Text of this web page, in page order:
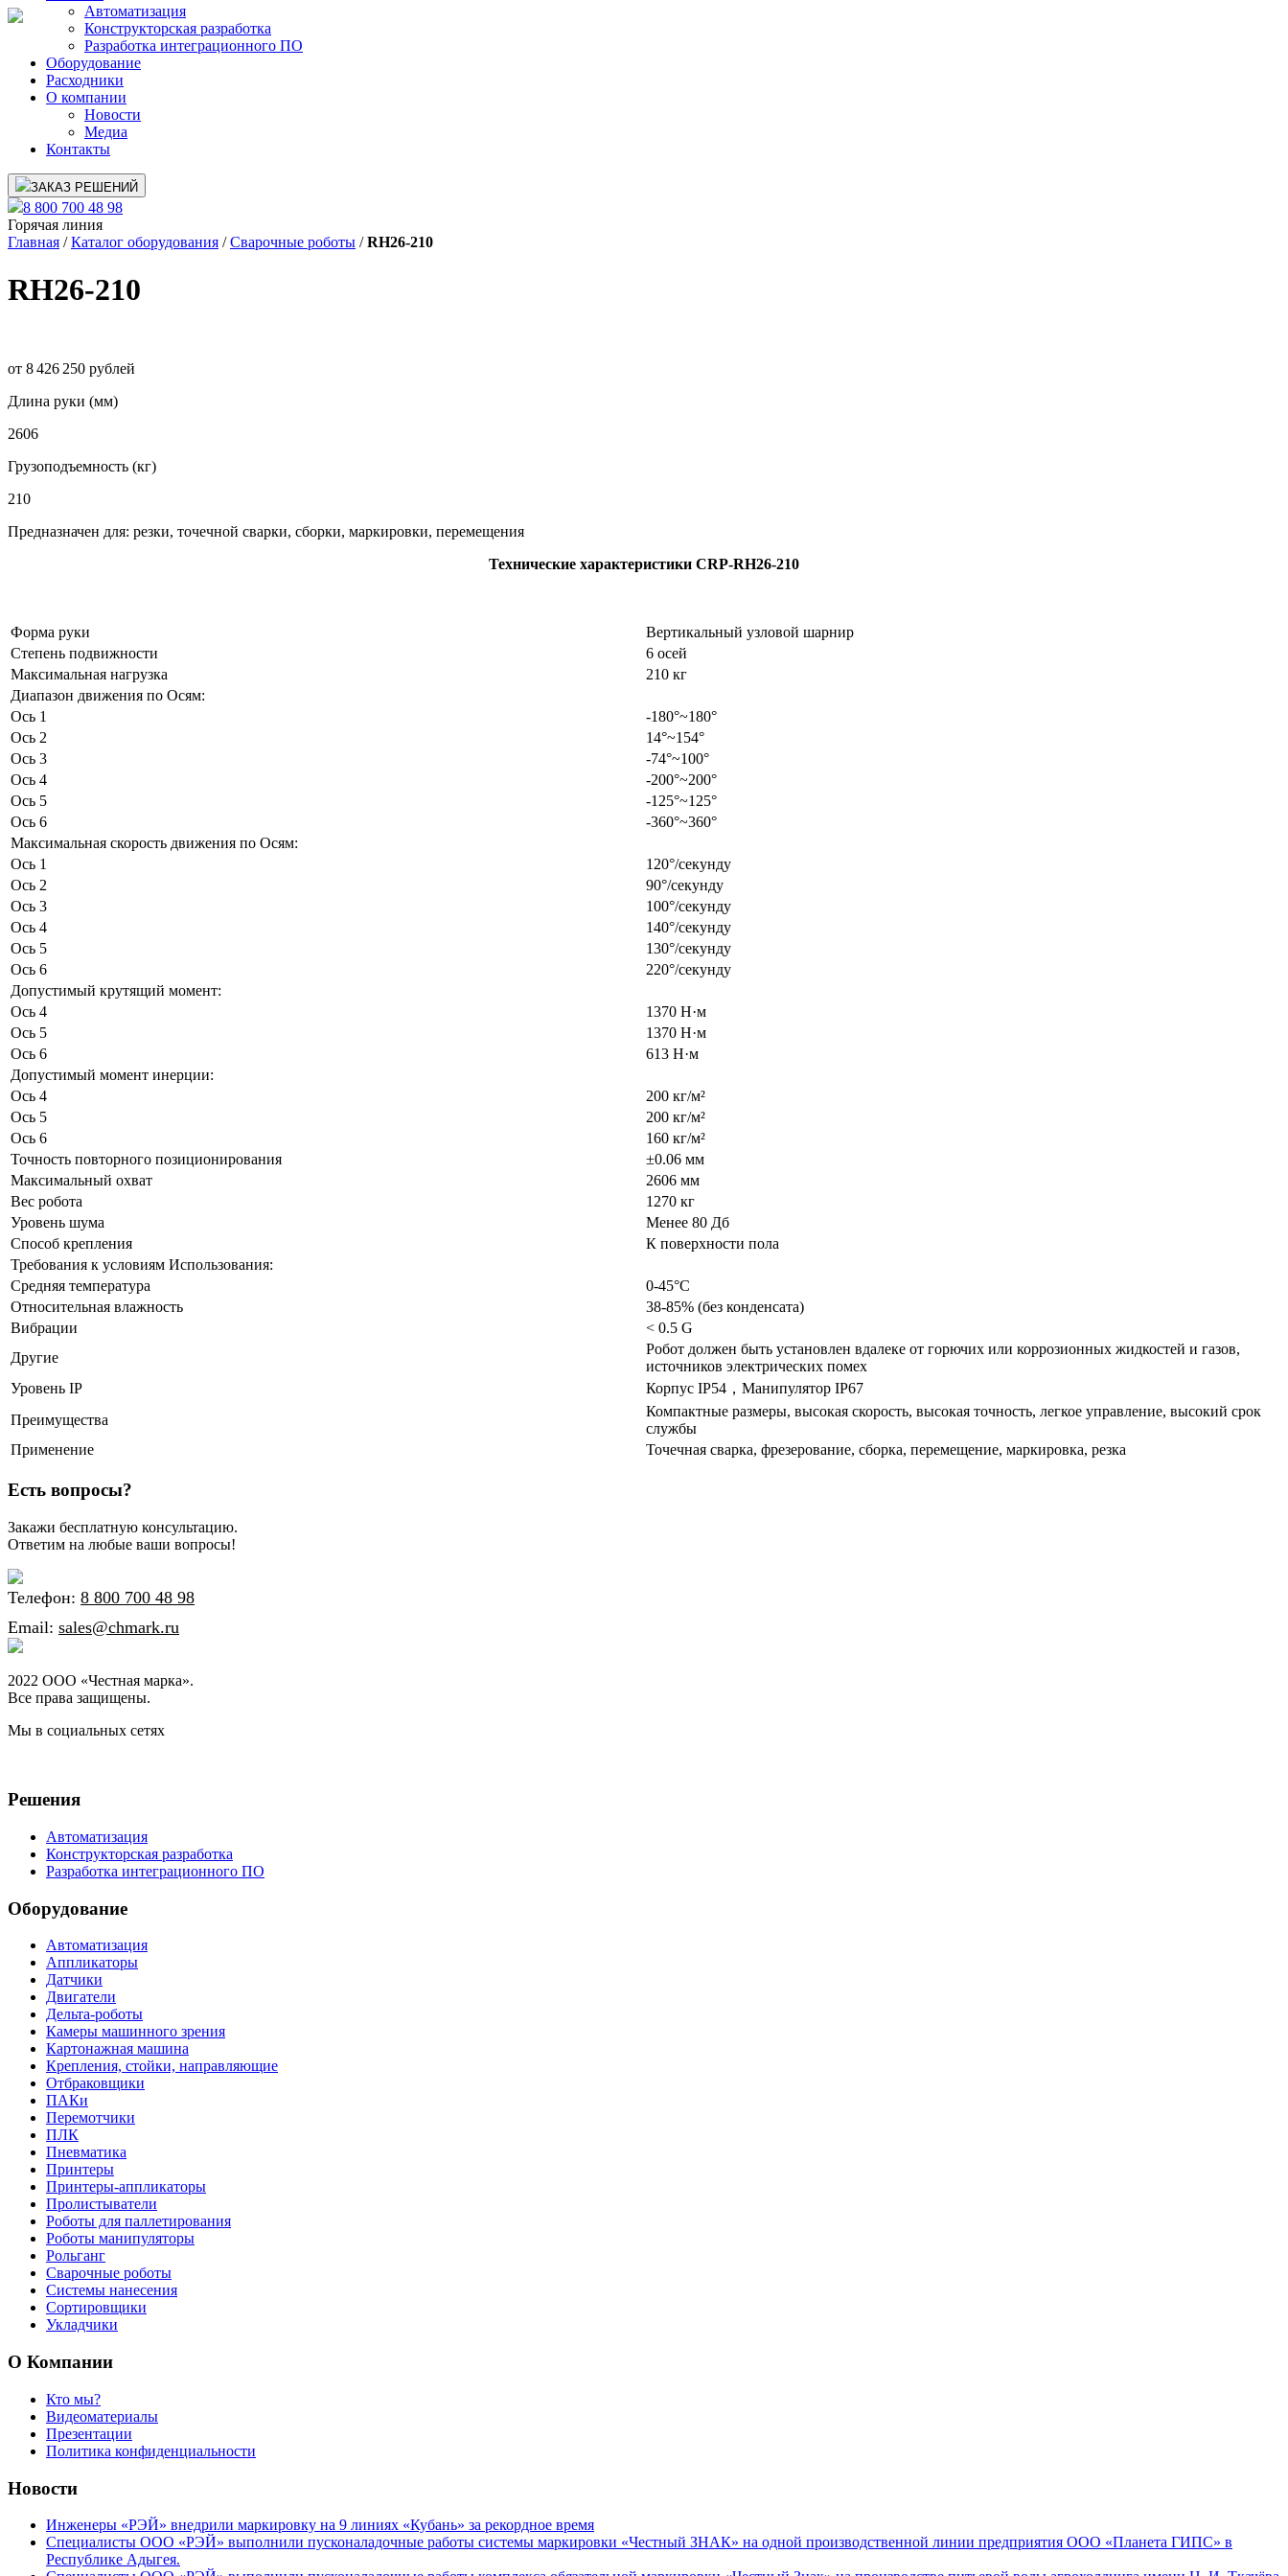
Автоматизация
Конструкторская разработка
Разработка интеграционного ПО
Оборудование
Расходники
О компании
Новости
Медиа
Контакты
ЗАКАЗ РЕШЕНИЙ
8 800 700 48 98
Горячая линия
Главная /Каталог оборудования /Сварочные роботы /RH26-210
RH26-210
от 8 426 250 рублей
Длина руки (мм)
2606
Грузоподъемность (кг)
210
Предназначен для: резки, точечной сварки, сборки, маркировки, перемещения
Технические характеристики CRP-RH26-210
Форма руки
Вертикальный узловой шарнир
Степень подвижности
6 осей
Максимальная нагрузка
210 кг
Диапазон движения по Осям:
Ось 1
-180°~180°
Ось 2
14°~154°
Ось 3
-74°~100°
Ось 4
-200°~200°
Ось 5
-125°~125°
Ось 6
-360°~360°
Максимальная скорость движения по Осям:
Ось 1
120°/секунду
Ось 2
90°/секунду
Ось 3
100°/секунду
Ось 4
140°/секунду
Ось 5
130°/секунду
Ось 6
220°/секунду
Допустимый крутящий момент:
Ось 4
1370 Н·м
Ось 5
1370 Н·м
Ось 6
613 Н·м
Допустимый момент инерции:
Ось 4
200 кг/м²
Ось 5
200 кг/м²
Ось 6
160 кг/м²
Точность повторного позиционирования
±0.06 мм
Максимальный охват
2606 мм
Вес робота
1270 кг
Уровень шума
Менее 80 Дб
Способ крепления
К поверхности пола
Требования к условиям Использования:
Средняя температура
0-45°C
Относительная влажность
38-85% (без конденсата)
Вибрации
< 0.5 G
Другие
Робот должен быть установлен вдалеке от горючих или коррозионных жидкостей и газов,
источников электрических помех
Уровень IP
Корпус IP54，Манипулятор IP67
Преимущества
Компактные размеры, высокая скорость, высокая точность, легкое управление, высокий срок
службы
Применение
Точечная сварка, фрезерование, сборка, перемещение, маркировка, резка
Есть вопросы?
Закажи бесплатную консультацию.
Ответим на любые ваши вопросы!
Телефон: 8 800 700 48 98
Email: sales@chmark.ru
2022 ООО «Честная марка».
Все права защищены.
Мы в социальных сетях
Решения
Автоматизация
Конструкторская разработка
Разработка интеграционного ПО
Оборудование
Автоматизация
Аппликаторы
Датчики
Двигатели
Дельта-роботы
Камеры машинного зрения
Картонажная машина
Крепления, стойки, направляющие
Отбраковщики
ПАКи
Перемотчики
ПЛК
Пневматика
Принтеры
Принтеры-аппликаторы
Пролистыватели
Роботы для паллетирования
Роботы манипуляторы
Рольганг
Сварочные роботы
Системы нанесения
Сортировщики
Укладчики
О Компании
Кто мы?
Видеоматериалы
Презентации
Политика конфиденциальности
Новости
Инженеры «РЭЙ» внедрили маркировку на 9 линиях «Кубань» за рекордное время
Специалисты ООО «РЭЙ» выполнили пусконаладочные работы системы маркировки «Честный ЗНАК» на одной производственной линии предприятия ООО «Планета ГИПС» в
Республике Адыгея.